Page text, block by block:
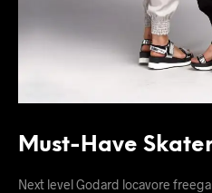
Must-Have
Next level Godard locavore